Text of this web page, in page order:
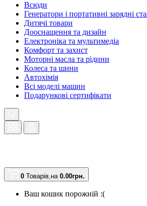
Всюди
Генератори і портативні зарядні
Дитячі товари
Дооснащення та дизайн
Електроніка та мультимедіа
Комфорт та захист
Моторні масла та рідини
Колеса та шини
Автохімія
Всі моделі машин
Подарункові сертифікати
0 Товарів,на 0.00грн.
Ваш кошик порожній :(